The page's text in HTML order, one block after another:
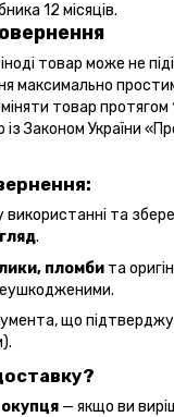
12 місяців.
товар може не
максимально
товар протягом
із Законом України
використанні та
.
пломби та
що
— якщо ви